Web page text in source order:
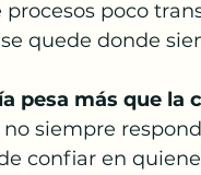
poco
quede donde
pesa más que la
confiar en